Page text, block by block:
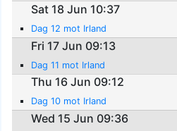
Sat 18 Jun 10:37
Dag 12 mot Irland
Fri 17 Jun 09:13
Dag 11 mot Irland
Thu 16 Jun 09:12
Dag 10 mot Irland
Wed 15 Jun 09:36